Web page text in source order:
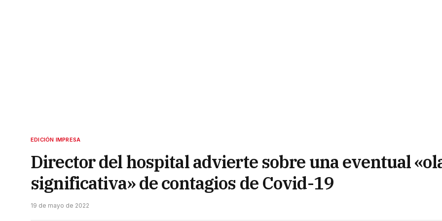
EDICIÓN IMPRESA
Director del hospital advierte sobre una eventual
significativa» de contagios de Covid-19
19 de mayo de 2022